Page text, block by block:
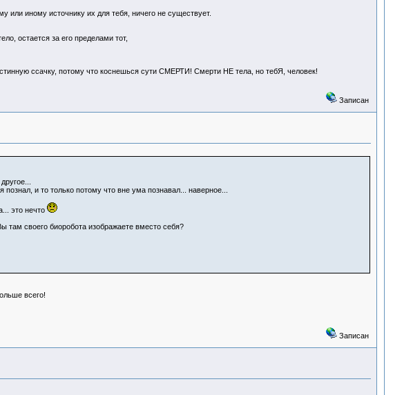
иному источнику их для тебя, ничего не существует.
остается за его пределами тот,
ссачку, потому что коснешься сути СМЕРТИ! Смерти НЕ тела, но тебЯ, человек!
Записан
и то только потому что вне ума познавал... наверное...
это нечто
своего биоробота изображаете вместо себя?
всего!
Записан